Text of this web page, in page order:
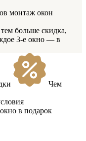
монтаж окон
больше скидка,
3-е окно — в
Чем